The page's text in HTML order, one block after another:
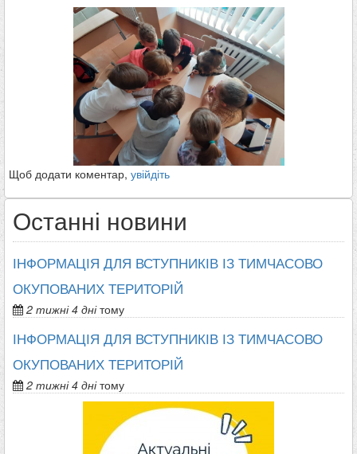
Щоб додати коментар, увійдіть
Останні новини
ІНФОРМАЦІЯ ДЛЯ ВСТУПНИКІВ ІЗ ТИМЧАСОВО
ОКУПОВАНИХ ТЕРИТОРІЙ
2 тижні 4 днітому
ІНФОРМАЦІЯ ДЛЯ ВСТУПНИКІВ ІЗ ТИМЧАСОВО
ОКУПОВАНИХ ТЕРИТОРІЙ
2 тижні 4 днітому